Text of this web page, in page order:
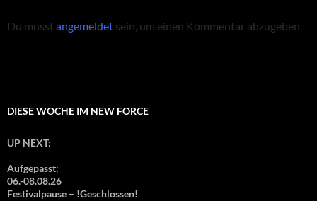
Du musst angemeldet sein, um einen Kommentar abzugeben.
DIESE WOCHE IM NEW FORCE
UP NEXT:
Aufgepasst:
06.-08.08.26
Festivalpause – !Geschlossen!